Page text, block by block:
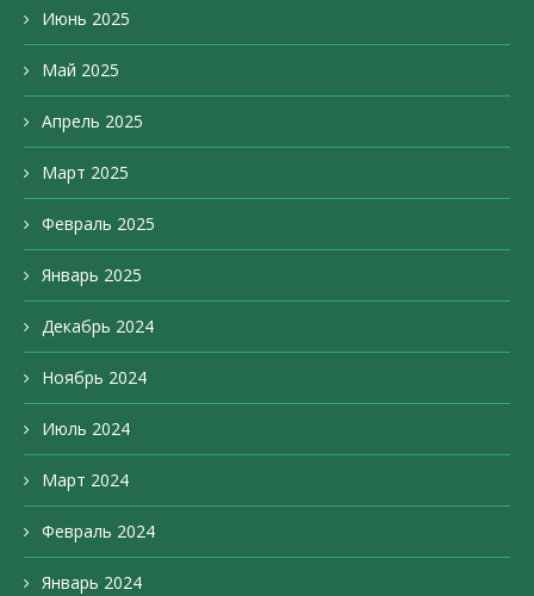
Июнь 2025
Май 2025
Апрель 2025
Март 2025
Февраль 2025
Январь 2025
Декабрь 2024
Ноябрь 2024
Июль 2024
Март 2024
Февраль 2024
Январь 2024